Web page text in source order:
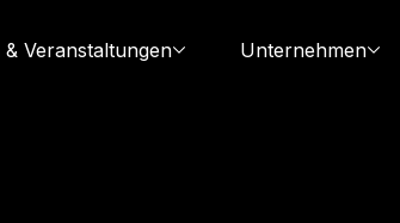
Veranstaltungen Unternehmen